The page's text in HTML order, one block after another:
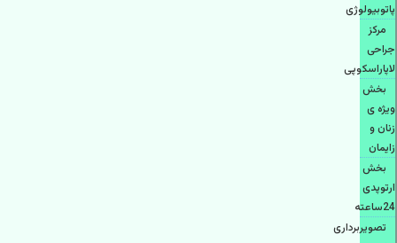
پاتوبیولوژی
مرکز
جراحی
لاپاراسکوپی
بخش
ویژه ی
زنان و
زایمان
بخش
ارتوپدی
24ساعته
تصویربرداری